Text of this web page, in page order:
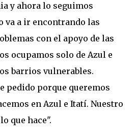
y ahora lo seguimos
va a ir encontrando las
con el apoyo de las
ocupamos solo de Azul e
barrios vulnerables.
pedido porque queremos
en Azul e Itatí. Nuestro
que hace".